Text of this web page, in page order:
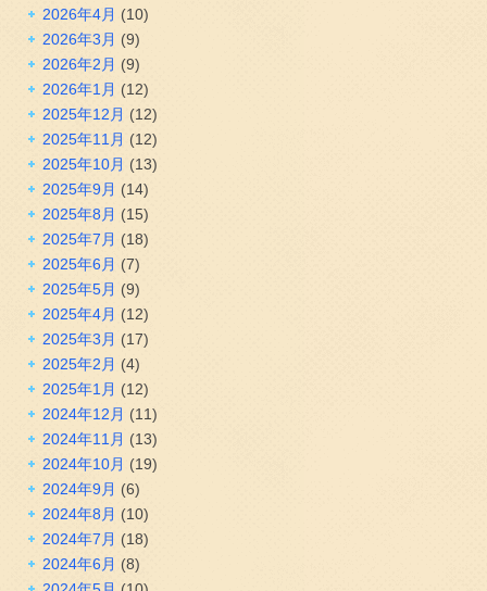
2026年4月 (10)
2026年3月 (9)
2026年2月 (9)
2026年1月 (12)
2025年12月 (12)
2025年11月 (12)
2025年10月 (13)
2025年9月 (14)
2025年8月 (15)
2025年7月 (18)
2025年6月 (7)
2025年5月 (9)
2025年4月 (12)
2025年3月 (17)
2025年2月 (4)
2025年1月 (12)
2024年12月 (11)
2024年11月 (13)
2024年10月 (19)
2024年9月 (6)
2024年8月 (10)
2024年7月 (18)
2024年6月 (8)